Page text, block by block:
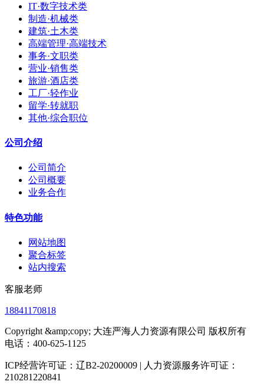
IT·数字技术类
制造·机械类
建筑·土木类
高端管理·高端技术
事务·文职类
营业·销售类
旅游·酒店类
工厂·轻作业
留学·转就职
其他·综合职位
公司介绍
公司简介
公司概要
业务合作
特色功能
网站地图
聚合标签
站内搜索
客服老师
18841170818
Copyright &amp;copy; 大连严海人力资源有限公司 版权所有
电话：400-625-1125
ICP经营许可证：辽B2-20200009 | 人力资源服务许可证：
210281220841